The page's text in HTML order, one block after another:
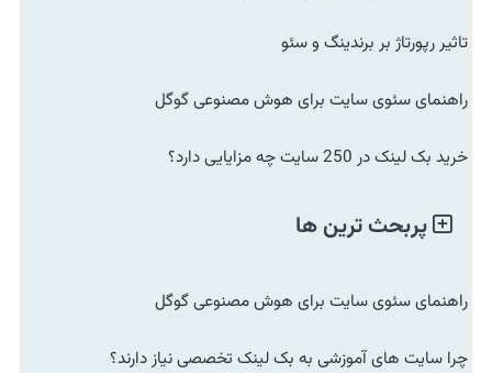
تاثیر رپورتاژ بر برندینگ و سئو
راهنمای سئوی سایت برای هوش مصنوعی گوگل
خرید بک لینک در 250 سایت چه مزایایی دارد؟
پربحث ترین ها
راهنمای سئوی سایت برای هوش مصنوعی گوگل
چرا سایت های آموزشی به بک لینک تخصصی نیاز دارند؟